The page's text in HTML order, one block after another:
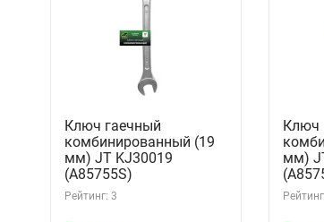
Ключ гаечный
комбинированный (19
мм) JT KJ30019
(A85755S)
Рейтинг: 3
Ключ
мм)